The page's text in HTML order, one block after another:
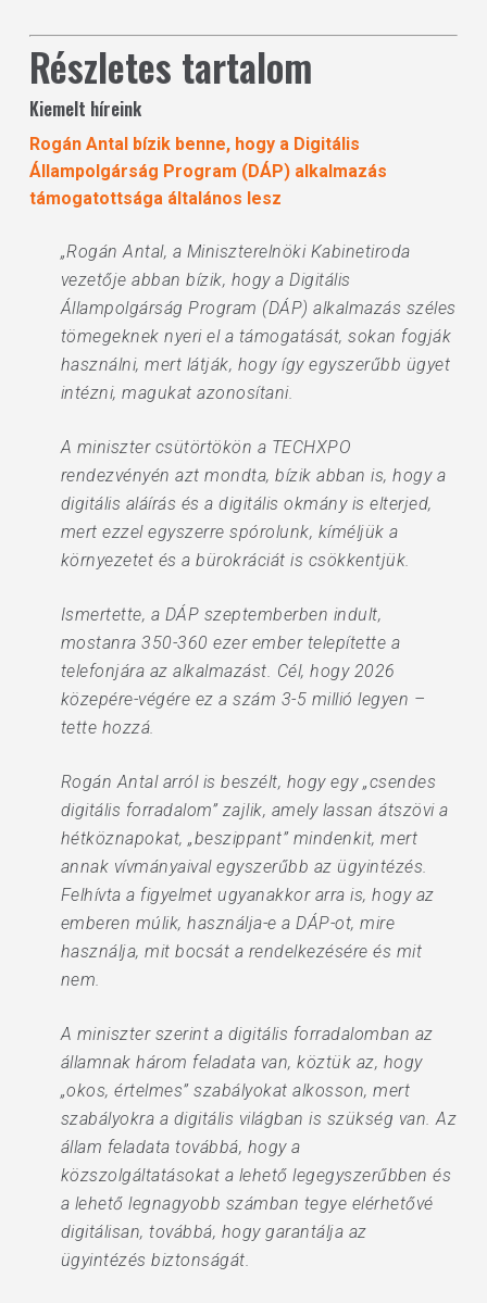
Részletes tartalom
Kiemelt híreink
Rogán Antal bízik benne, hogy a Digitális
Állampolgárság Program (DÁP) alkalmazás
támogatottsága általános lesz
„Rogán Antal, a Miniszterelnöki Kabinetiroda
vezetője abban bízik, hogy a Digitális
Állampolgárság Program (DÁP) alkalmazás széles
tömegeknek nyeri el a támogatását, sokan fogják
használni, mert látják, hogy így egyszerűbb ügyet
intézni, magukat azonosítani.
A miniszter csütörtökön a TECHXPO
rendezvényén azt mondta, bízik abban is, hogy a
digitális aláírás és a digitális okmány is elterjed,
mert ezzel egyszerre spórolunk, kíméljük a
környezetet és a bürokráciát is csökkentjük.
Ismertette, a DÁP szeptemberben indult,
mostanra 350-360 ezer ember telepítette a
telefonjára az alkalmazást. Cél, hogy 2026
közepére-végére ez a szám 3-5 millió legyen –
tette hozzá.
Rogán Antal arról is beszélt, hogy egy „csendes
digitális forradalom” zajlik, amely lassan átszövi a
hétköznapokat, „beszippant” mindenkit, mert
annak vívmányaival egyszerűbb az ügyintézés.
Felhívta a figyelmet ugyanakkor arra is, hogy az
emberen múlik, használja-e a DÁP-ot, mire
használja, mit bocsát a rendelkezésére és mit
nem.
A miniszter szerint a digitális forradalomban az
államnak három feladata van, köztük az, hogy
„okos, értelmes” szabályokat alkosson, mert
szabályokra a digitális világban is szükség van. Az
állam feladata továbbá, hogy a
közszolgáltatásokat a lehető legegyszerűbben és
a lehető legnagyobb számban tegye elérhetővé
digitálisan, továbbá, hogy garantálja az
ügyintézés biztonságát.